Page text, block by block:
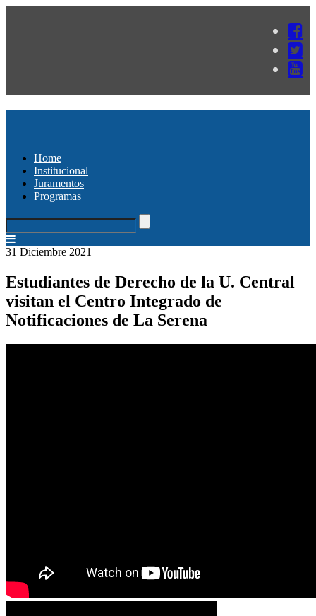
Home
Institucional
Juramentos
Programas
31 Diciembre 2021
Estudiantes de Derecho de la U. Central
visitan el Centro Integrado de
Notificaciones de La Serena